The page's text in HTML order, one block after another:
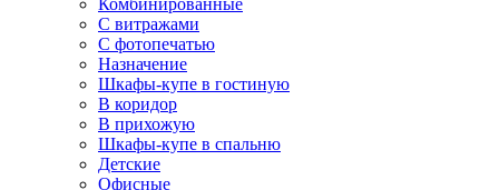
Комбинированные
С витражами
С фотопечатью
Назначение
Шкафы-купе в гостиную
В коридор
В прихожую
Шкафы-купе в спальню
Детские
Офисные